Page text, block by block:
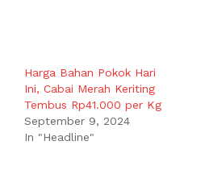
Harga Bahan Pokok Hari
Ini, Cabai Merah Keriting
Tembus Rp41.000 per Kg
September 9, 2024
In "Headline"